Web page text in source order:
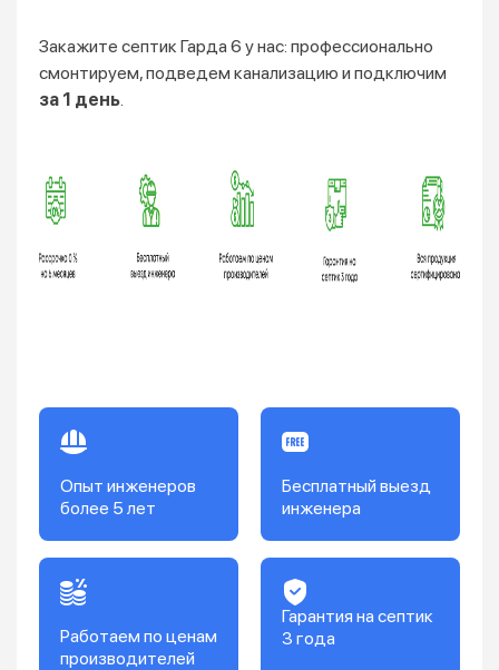
Закажите септик Гарда 6 у нас: профессионально
смонтируем, подведем канализацию и подключим
за 1 день.
Опыт инженеров
более 5 лет
Бесплатный выезд
инженера
Работаем по ценам
производителей
Гарантия на септик
3 года